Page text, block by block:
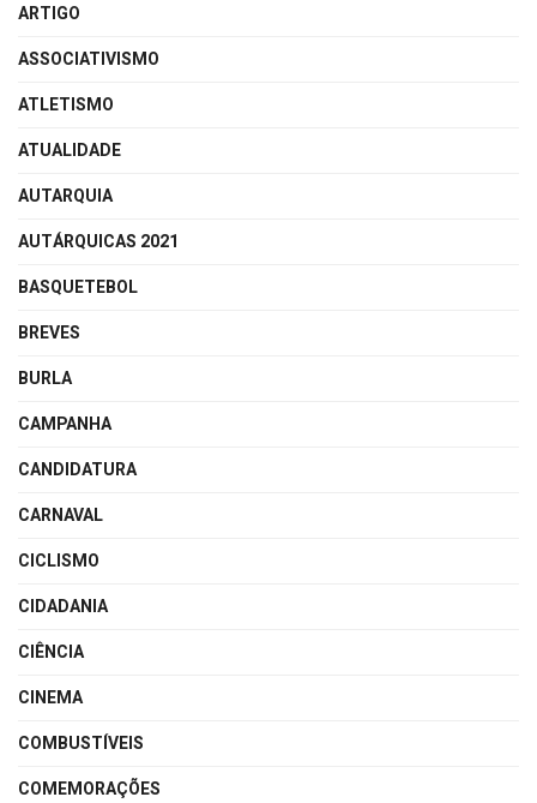
ARTIGO
ASSOCIATIVISMO
ATLETISMO
ATUALIDADE
AUTARQUIA
AUTÁRQUICAS 2021
BASQUETEBOL
BREVES
BURLA
CAMPANHA
CANDIDATURA
CARNAVAL
CICLISMO
CIDADANIA
CIÊNCIA
CINEMA
COMBUSTÍVEIS
COMEMORAÇÕES